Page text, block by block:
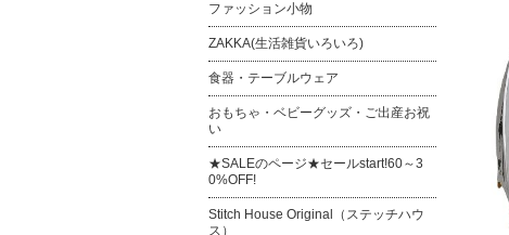
ファッション小物
ZAKKA(生活雑貨いろいろ)
食器・テーブルウェア
おもちゃ・ベビーグッズ・ご出産お祝
い
★SALEのページ★セールstart!60～3
0%OFF!
Stitch House Original（ステッチハウ
ス）